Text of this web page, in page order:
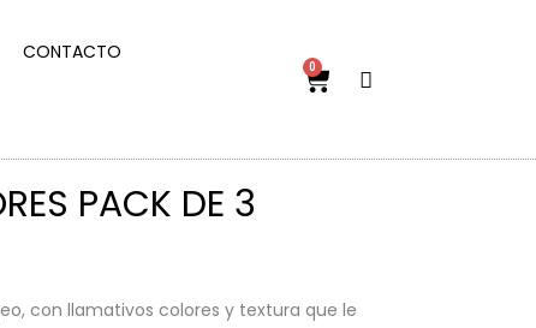
CONTACTO
0
PACK DE 3
con llamativos colores y textura que le